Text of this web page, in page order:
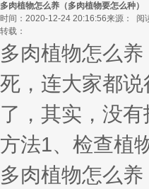
多肉植物怎么养（多肉植物要怎么种）
时间：2020-12-24 20:16:56来源： 阅
转载：
多肉植物怎么
死，连大家都
了，其实，没
方法1、检查植
多肉植物怎么